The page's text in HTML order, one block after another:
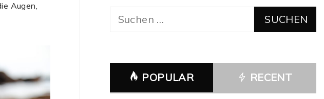
Augen,
Suchen
POPULAR RECENT